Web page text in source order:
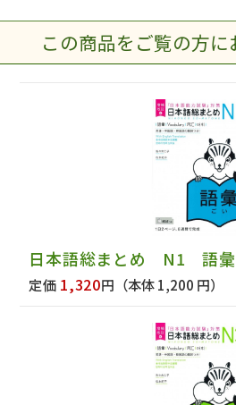
この商品をご覧の方
日本語総まとめ N1 語
定価 1,320円 （本体 1,200 円）